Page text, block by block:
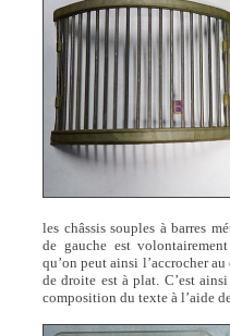
les châssis souples à barres
de gauche est
qu’on peut ainsi l’accrocher
de droite est à plat. C’est
composition du texte à l’aide